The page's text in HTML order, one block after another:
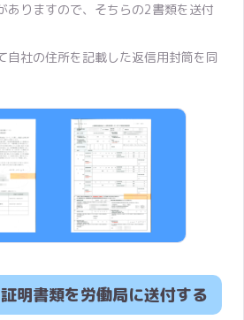
ありますので、そちらの2書類を送付
自社の住所を記載した返信用封筒を同
明書類を労働局に送付する